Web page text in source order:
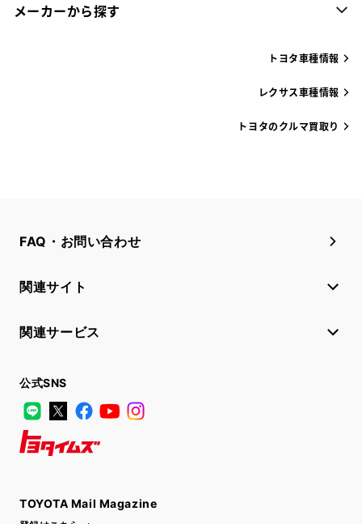
メーカーから探す
トヨタ車種情報
レクサス車種情報
トヨタのクルマ買取り
FAQ・お問い合わせ
関連サイト
関連サービス
公式SNS
LINE
X FacebookYouTube
TOYOTA Mail Magazine